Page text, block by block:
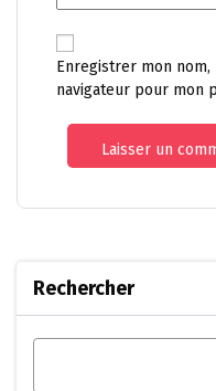
Enregistrer mon
navigateur pour mon
Rechercher